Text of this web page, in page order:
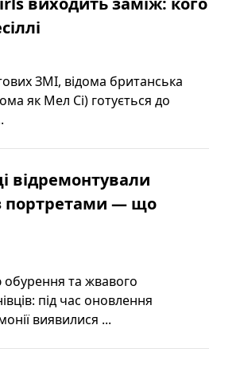
ЗМІ, відома британська
як Мел Сі) готується до
відремонтували
портретами — що
обурення та жвавого
під час оновлення
виявилися ...